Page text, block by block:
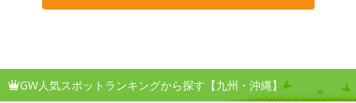
GW人気スポットランキングから探す【九州・沖縄】